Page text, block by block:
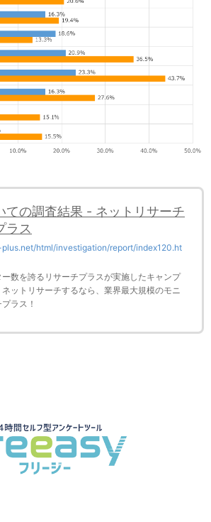
ての調査結果 - ネットリサーチ
ラス
html/investigation/report/index120.ht
数を誇るリサーチプラスが実施したキャンプ
ットリサーチするなら、業界最大規模のモニ
ラス！